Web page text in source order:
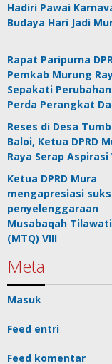
Hadiri Pawai
Budaya Hari Jadi
Rapat Paripurna
Pemkab Murung
Sepakati
Perda Perangkat
Reses di Desa
Baloi, Ketua DPRD
Raya Serap Aspirasi
Ketua DPRD Mura
mengapresiasi
penyelenggaraan
Musabaqah
(MTQ) VIII
Meta
Masuk
Feed entri
Feed komentar